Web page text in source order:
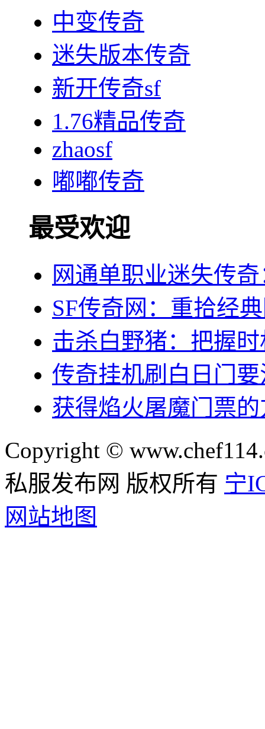
中变传奇
迷失版本传奇
新开传奇sf
1.76精品传奇
zhaosf
嘟嘟传奇
最受欢迎
网通单职业迷失传
SF传奇网：重拾经
击杀白野猪：把握
传奇挂机刷白日门
获得焰火屠魔门票
Copyright ©
私服发布网 版权所有 宁
网站地图